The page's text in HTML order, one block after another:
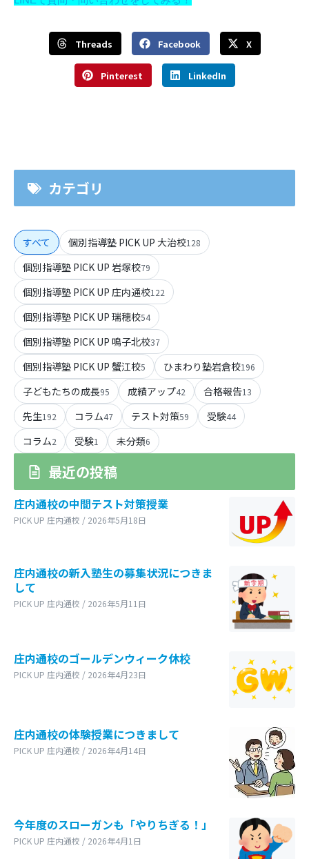
Threads Facebook X
Pinterest LinkedIn
カテゴリ
すべて 個別指導塾 PICK UP 大治校128
個別指導塾 PICK UP 岩塚校79
個別指導塾 PICK UP 庄内通校122
個別指導塾 PICK UP 瑞穂校54
個別指導塾 PICK UP 鳴子北校37
個別指導塾 PICK UP 蟹江校5 ひまわり塾岩倉校196
子どもたちの成長95 成績アップ42 合格報告13
先生192 コラム47 テスト対策59 受験44
コラム2 受験1 未分類6
最近の投稿
庄内通校の中間テスト対策授業
PICK UP 庄内通校 / 2026年5月18日
庄内通校の新入塾生の募集状況につきま
して
PICK UP 庄内通校 / 2026年5月11日
庄内通校のゴールデンウィーク休校
PICK UP 庄内通校 / 2026年4月23日
庄内通校の体験授業につきまして
PICK UP 庄内通校 / 2026年4月14日
今年度のスローガンも「やりちぎる！」
PICK UP 庄内通校 / 2026年4月1日